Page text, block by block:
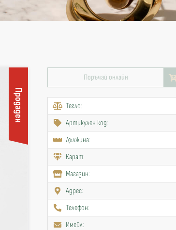
Продаден
Поръчай онлайн
Тегло:
Артикулен код:
Дължина:
Карат:
Mагазин:
Адрес:
Телефон:
Имейл: